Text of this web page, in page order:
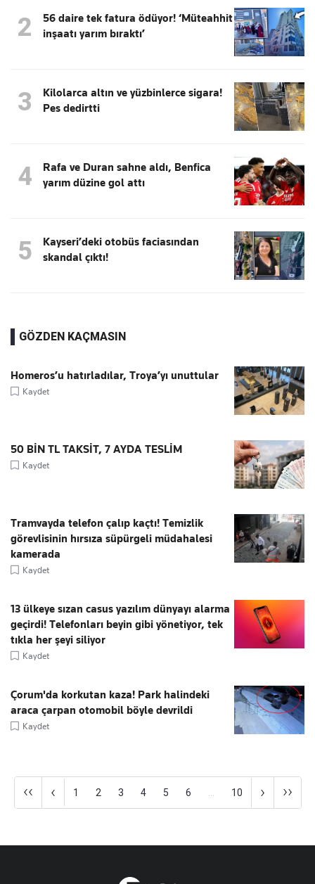
2
56 daire tek fatura ödüyor! ‘Müteahhit
inşaatı yarım bıraktı’
3
Kilolarca altın ve yüzbinlerce sigara!
Pes dedirtti
4
Rafa ve Duran sahne aldı, Benfica
yarım düzine gol attı
5
Kayseri’deki otobüs faciasından
skandal çıktı!
GÖZDEN KAÇMASIN
Homeros’u hatırladılar, Troya’yı unuttular
Kaydet
50 BİN TL TAKSİT, 7 AYDA TESLİM
Kaydet
Tramvayda telefon çalıp kaçtı! Temizlik
görevlisinin hırsıza süpürgeli müdahalesi
kamerada
Kaydet
13 ülkeye sızan casus yazılım dünyayı alarma
geçirdi! Telefonları beyin gibi yönetiyor, tek
tıkla her şeyi siliyor
Kaydet
Çorum'da korkutan kaza! Park halindeki
araca çarpan otomobil böyle devrildi
Kaydet
‹‹ ‹ 1 2 3 4 5 6 10 › ››